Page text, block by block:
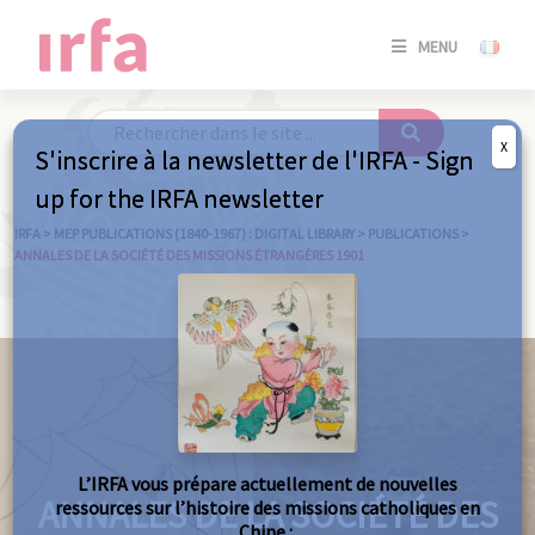
MENU
SE
/
IRFA > MEP PUBLICATIONS (1840-1967) : DIGITAL LIBRARY > PUBLICATIONS >
ANNALES DE LA SOCIÉTÉ DES MISSIONS ÉTRANGÈRES 1901
ANNALES DE LA SOCIÉTÉ DES
S'inscrire à la newsletter de l'IRFA - Sign
up for the IRFA newsletter
L’IRFA vous prépare actuellement de nouvelles
ressources sur l’histoire des missions catholiques en
X